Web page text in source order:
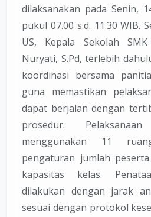
dilaksanakan pada Senin,
pukul 07.00 s.d. 11.30 WIB.
US, Kepala Sekolah
Nuryati, S.Pd, terlebih
koordinasi bersama
guna memastikan
dapat berjalan dengan
prosedur.
menggunakan 11
pengaturan jumlah
kapasitas kelas.
dilakukan dengan jarak
sesuai dengan protokol